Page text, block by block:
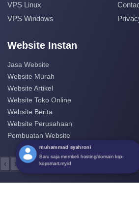
VPS Linux
VPS Windows
Website Instan
Jasa Website
Website Murah
Website Artikel
Website Toko Online
Website Berita
Website Perusahaan
Pembuatan Website
‹ ›